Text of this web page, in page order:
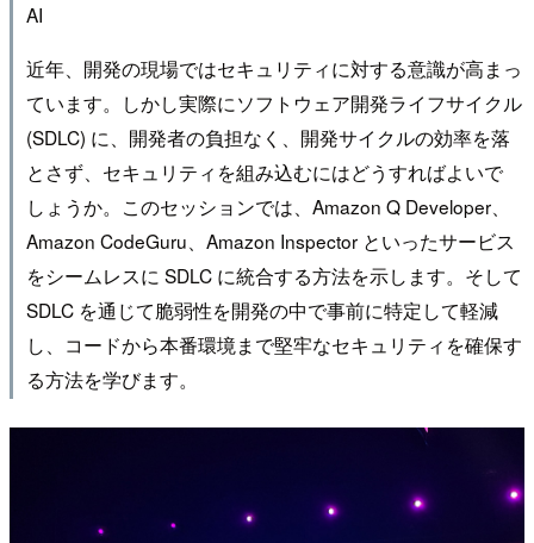
AI
近年、開発の現場ではセキュリティに対する意識が高まっ
ています。しかし実際にソフトウェア開発ライフサイクル
(SDLC) に、開発者の負担なく、開発サイクルの効率を落
とさず、セキュリティを組み込むにはどうすればよいで
しょうか。このセッションでは、Amazon Q Developer、
Amazon CodeGuru、Amazon Inspector といったサービス
をシームレスに SDLC に統合する方法を示します。そして
SDLC を通じて脆弱性を開発の中で事前に特定して軽減
し、コードから本番環境まで堅牢なセキュリティを確保す
る方法を学びます。